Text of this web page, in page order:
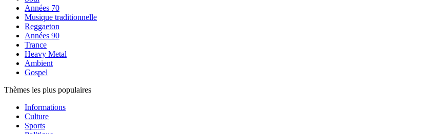
Années 70
Musique traditionnelle
Reggaeton
Années 90
Trance
Heavy Metal
Ambient
Gospel
Thèmes les plus populaires
Informations
Culture
Sports